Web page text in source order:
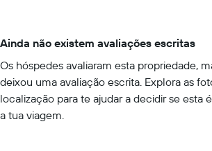
Ainda não existem avaliações escritas
Os hóspedes avaliaram esta propriedade,
deixou uma avaliação escrita. Explora as
localização para te ajudar a decidir se esta
a tua viagem.